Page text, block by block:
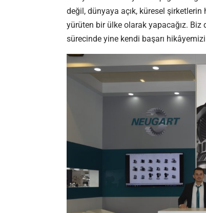
değil, dünyaya açık, küresel
yürüten bir ülke olarak yapacağız. Biz
sürecinde yine kendi başarı hikâyemizi